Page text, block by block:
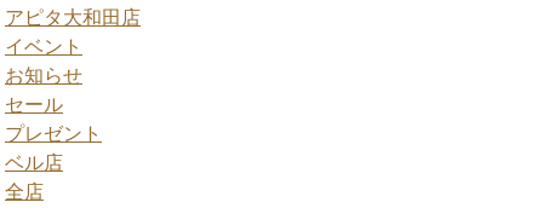
アピタ大和田店
イベント
お知らせ
セール
プレゼント
ベル店
全店